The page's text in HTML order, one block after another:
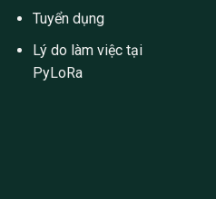
Tuyển dụng
Lý do làm việc tại
PyLoRa